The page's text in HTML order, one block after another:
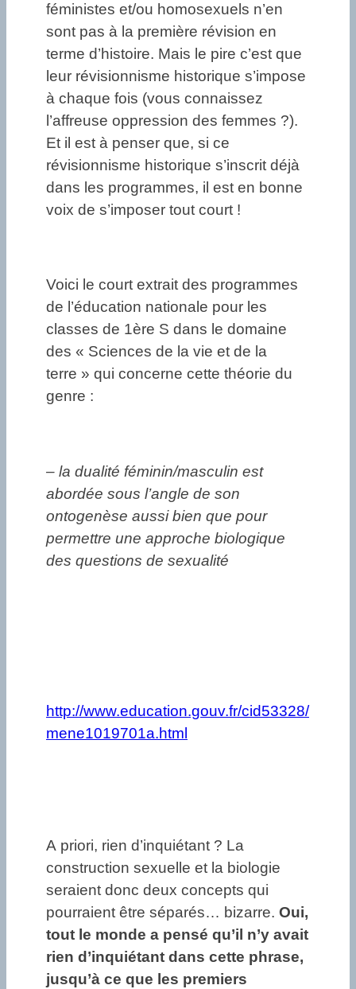
féministes et/ou homosexuels n’en
sont pas à la première révision en
terme d’histoire. Mais le pire c’est que
leur révisionnisme historique s’impose
à chaque fois (vous connaissez
l’affreuse oppression des femmes ?).
Et il est à penser que, si ce
révisionnisme historique s’inscrit déjà
dans les programmes, il est en bonne
voix de s’imposer tout court !
Voici le court extrait des programmes
de l’éducation nationale pour les
classes de 1ère S dans le domaine
des « Sciences de la vie et de la
terre » qui concerne cette théorie du
genre :
– la dualité féminin/masculin est
abordée sous l’angle de son
ontogenèse aussi bien que pour
permettre une approche biologique
des questions de sexualité
http://www.education.gouv.fr/cid53328/
mene1019701a.html
A priori, rien d’inquiétant ? La
construction sexuelle et la biologie
seraient donc deux concepts qui
pourraient être séparés… bizarre. Oui,
tout le monde a pensé qu’il n’y avait
rien d’inquiétant dans cette phrase,
jusqu’à ce que les premiers